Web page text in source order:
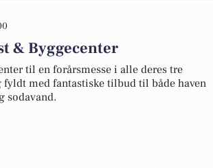
& Byggecenter
til en forårsmesse i alle deres tre
fyldt med fantastiske tilbud til både haven
sodavand.